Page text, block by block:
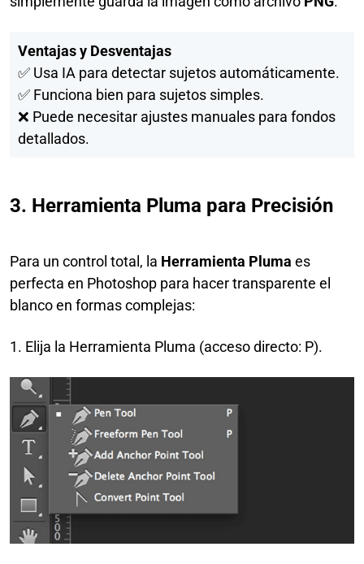
Ventajas y Desventajas
✅ Usa IA para detectar sujetos automáticamente.
✅ Funciona bien para sujetos simples.
❌ Puede necesitar ajustes manuales para fondos
detallados.
3. Herramienta Pluma para Precisión
Para un control total, la Herramienta Pluma es
perfecta en Photoshop para hacer transparente el
blanco en formas complejas:
1. Elija la Herramienta Pluma (acceso directo: P).